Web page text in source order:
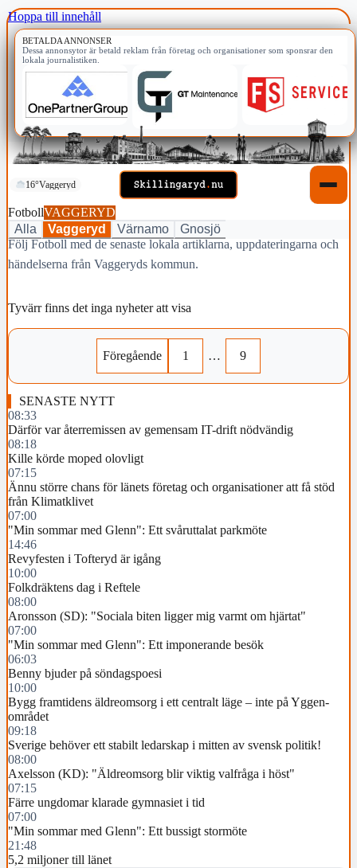
Hoppa till innehåll
BETALDA ANNONSER
Dessa annonsytor är betald reklam från företag och organisationer som sponsrar den
lokala journalistiken.
16°Vaggeryd
FotbollVAGGERYD
Alla
Vaggeryd Värnamo
Gnosjö
Följ Fotboll med de senaste lokala artiklarna, uppdateringarna och
händelserna från Vaggeryds kommun.
Tyvärr finns det inga nyheter att visa
Föregående 1 … 9
SENASTE NYTT
08:33
Därför var återremissen av gemensam IT-drift nödvändig
08:18
Kille körde moped olovligt
07:15
Ännu större chans för länets företag och organisationer att få stöd
från Klimatklivet
07:00
"Min sommar med Glenn": Ett svåruttalat parkmöte
14:46
Revyfesten i Tofteryd är igång
10:00
Folkdräktens dag i Reftele
08:00
Aronsson (SD): "Sociala biten ligger mig varmt om hjärtat"
07:00
"Min sommar med Glenn": Ett imponerande besök
06:03
Benny bjuder på söndagspoesi
10:00
Bygg framtidens äldreomsorg i ett centralt läge – inte på Yggen-
området
09:18
Sverige behöver ett stabilt ledarskap i mitten av svensk politik!
08:00
Axelsson (KD): "Äldreomsorg blir viktig valfråga i höst"
07:15
Färre ungdomar klarade gymnasiet i tid
07:00
"Min sommar med Glenn": Ett bussigt stormöte
21:48
5,2 miljoner till länet